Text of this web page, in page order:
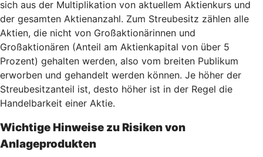
sich aus der Multiplikation von aktuellem Aktienkurs und
der gesamten Aktienanzahl. Zum Streubesitz zählen alle
Aktien, die nicht von Großaktionärinnen und
Großaktionären (Anteil am Aktienkapital von über 5
Prozent) gehalten werden, also vom breiten Publikum
erworben und gehandelt werden können. Je höher der
Streubesitzanteil ist, desto höher ist in der Regel die
Handelbarkeit einer Aktie.
Wichtige Hinweise zu Risiken von
Anlageprodukten